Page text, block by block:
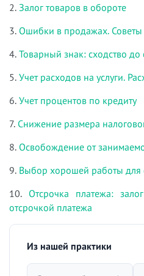
2. Залог товаров в обороте
3. Ошибки в продажах.
4. Товарный знак: сходство
5. Учет расходов на услуги.
6. Учет процентов по кредиту
7. Снижение размера
8. Освобождение от
9. Выбор хорошей работы для
10. Отсрочка платежа:
отсрочкой платежа
Из нашей практики